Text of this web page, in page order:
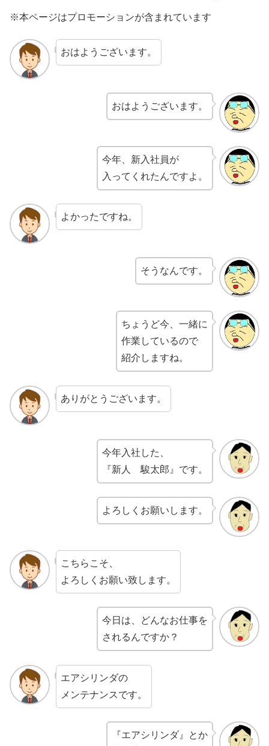
※本ページはプロモーションが含まれています
おはようございます。
おはようございます。
今年、新入社員が
入ってくれたんですよ。
よかったですね。
そうなんです。
ちょうど今、一緒に
作業しているので
紹介しますね。
ありがとうございます。
今年入社した、
『新人 駿太郎』です。
よろしくお願いします。
こちらこそ、
よろしくお願い致します。
今日は、どんなお仕事を
されるんですか？
エアシリンダの
メンテナンスです。
『エアシリンダ』とか